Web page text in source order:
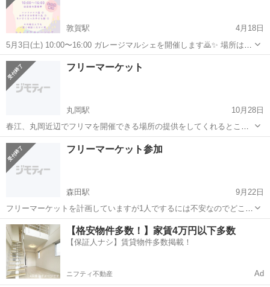
敦賀駅
4月18日
5月3日(土) 10:00〜16:00 ガレージマルシェを開催します🙇✨ 場所はキ
ッズパークつるがすぐとなり 出店料は無料となっております🫶🏻 ただ
いま出店者大募集なので 気になる方はぜひご連絡ください！ ◎ ハン
ドメ...
福井 敦賀駅 フリーマーケット
フリーマーケット
丸岡駅
10月28日
春江、丸岡近辺でフリマを開催できる場所の提供をしてくれるところ
の情報が欲しいです よろしくお願いします
福井 丸岡駅 フリーマーケット
フリーマーケット参加
森田駅
9月22日
フリーマーケットを計画していますが1人でするには不安なのでどこか
のイベントに参加できる所があったら紹介していただけたらと思いま
す。 主に衣料やシューズ、バッグその他5.60点位です。 宜しくお願い
します 9月から10月初旬に...
福井 坂井市 森田駅 フリーマーケット
【格安物件多数！】家賃4万円以下多数
【保証人ナシ】賃貸物件多数掲載！
ニフティ不動産 Ad